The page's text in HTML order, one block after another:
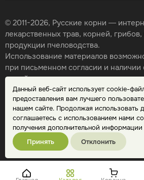
Данный веб-сайт использует cookie-
предоставления вам лучшего
нашем сайте. Продолжая использовать
соглашаетесь с использованием нами
получения дополнительной
Принять
Отклонить
© 2011-2026, Русские корни —
лекарственных трав, корней,
продукции пчеловодства.
Использование материалов
при письменном согласии и наличии
на сайт.
Карта сайта
Политика конфиденциальности
Публичная оферта
Обработка персональных данных